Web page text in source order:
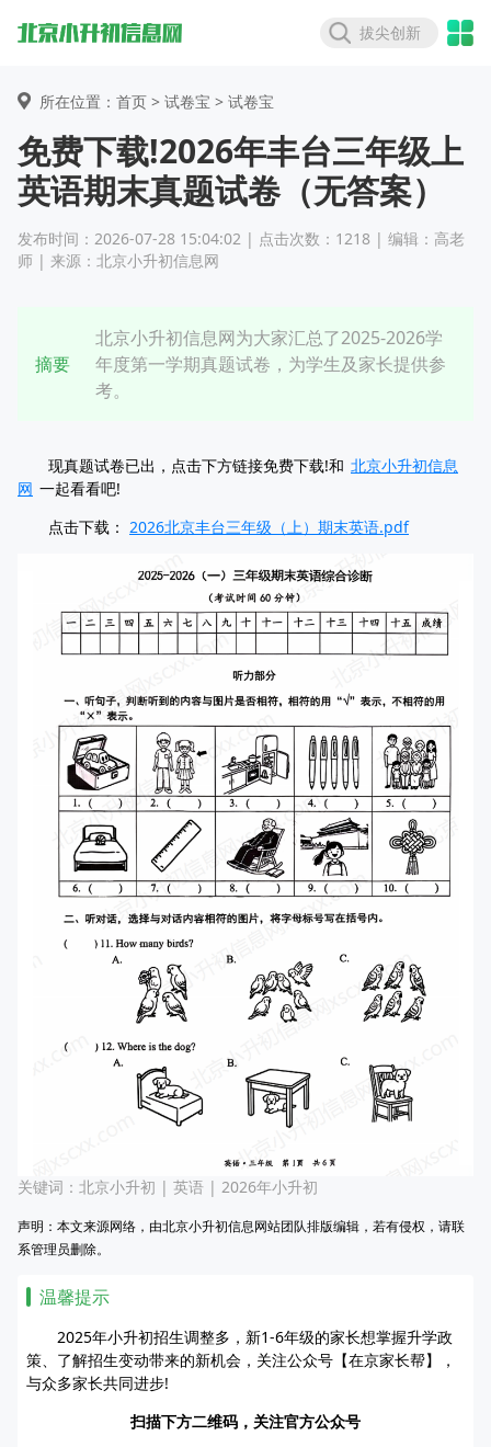
拔尖创新
所在位置：首页 > 试卷宝 > 试卷宝
免费下载!2026年丰台三年级上
英语期末真题试卷（无答案）
发布时间：2026-07-28 15:04:02 | 点击次数：1218 | 编辑：高老
师 | 来源：北京小升初信息网
摘要
北京小升初信息网为大家汇总了2025-2026学
年度第一学期真题试卷，为学生及家长提供参
考。
现真题试卷已出，点击下方链接免费下载!和 北京小升初信息
网 一起看看吧!
点击下载： 2026北京丰台三年级（上）期末英语.pdf
关键词： 北京小升初 | 英语 | 2026年小升初
声明：本文来源网络，由北京小升初信息网站团队排版编辑，若有侵权，请联
系管理员删除。
温馨提示
2025年小升初招生调整多，新1-6年级的家长想掌握升学政
策、了解招生变动带来的新机会，关注公众号【在京家长帮】，
与众多家长共同进步!
扫描下方二维码，关注官方公众号